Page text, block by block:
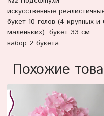
искусственные
букет 10 голов (4 крупных и
маленьких), букет 33 см.,
набор 2 букета.
Похожие